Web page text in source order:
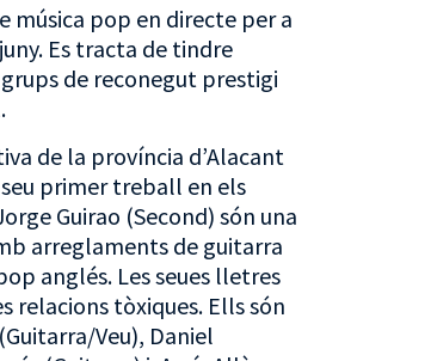
música pop en directe per a
Es tracta de tindre
de reconegut prestigi
de la província d’Alacant
primer treball en els
Guirao (Second) són una
arreglaments de guitarra
anglés. Les seues lletres
relacions tòxiques. Ells són
Veu), Daniel